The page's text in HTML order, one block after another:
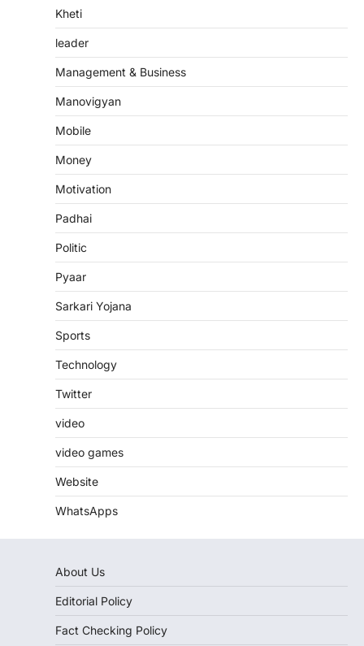
Kheti
leader
Management & Business
Manovigyan
Mobile
Money
Motivation
Padhai
Politic
Pyaar
Sarkari Yojana
Sports
Technology
Twitter
video
video games
Website
WhatsApps
About Us
Editorial Policy
Fact Checking Policy